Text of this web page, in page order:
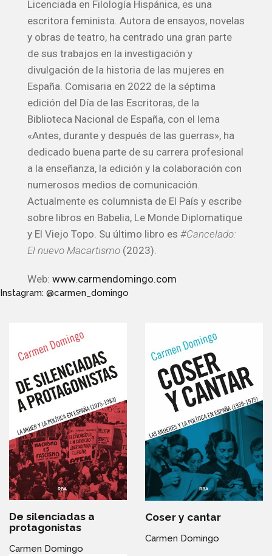
Licenciada en Filología Hispánica, es una
escritora feminista. Autora de ensayos, novelas
y obras de teatro, ha centrado una gran parte
de sus trabajos en la investigación y
divulgación de la historia de las mujeres en
España. Comisaria en 2022 de la séptima
edición del Día de las Escritoras, de la
Biblioteca Nacional de España, con el lema
«Antes, durante y después de las guerras», ha
dedicado buena parte de su carrera profesional
a la enseñanza, la edición y la colaboración con
numerosos medios de comunicación.
Actualmente es columnista de El País y escribe
sobre libros en Babelia, Le Monde Diplomatique
y El Viejo Topo. Su último libro es #Cancelado:
El nuevo Macartismo(2023).
Web: www.carmendomingo.com
Instagram: @carmen_domingo
De silenciadas a
protagonistas
Carmen Domingo
Coser y cantar
Carmen Domingo